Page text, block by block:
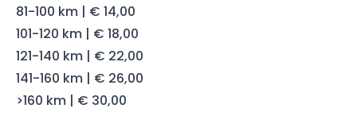
81-100 km | € 14,00
101-120 km | € 18,00
121-140 km | € 22,00
141-160 km | € 26,00
>160 km | € 30,00